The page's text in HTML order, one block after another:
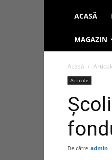
ACASĂ
MAGAZIN
Acasă
Articole
De către admin -